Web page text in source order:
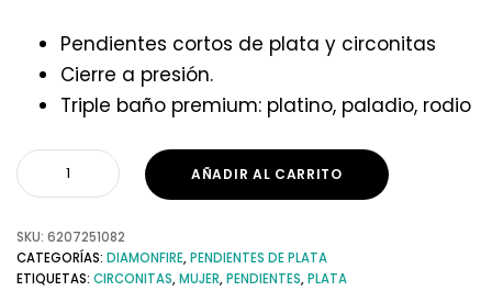
Pendientes cortos de plata y circonitas
Cierre a presión.
Triple baño premium: platino, paladio, rodio
AÑADIR AL CARRITO
SKU: 6207251082
CATEGORÍAS: DIAMONFIRE,PENDIENTES DE PLATA
ETIQUETAS: CIRCONITAS,MUJER,PENDIENTES,PLATA